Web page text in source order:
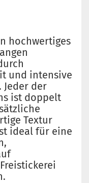
hochwertiges
und intensive
der
ist doppelt
Textur
ideal für eine